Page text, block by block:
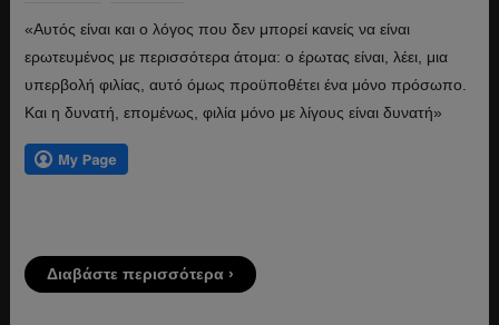
«Αυτός είναι και ο λόγος που δεν μπορεί κανείς να είναι
ερωτευμένος με περισσότερα άτομα: ο έρωτας είναι, λέει, μια
υπερβολή φιλίας, αυτό όμως προϋποθέτει ένα μόνο πρόσωπο.
Και η δυνατή, επομένως, φιλία μόνο με λίγους είναι δυνατή»
Διαβάστε περισσότερα ›